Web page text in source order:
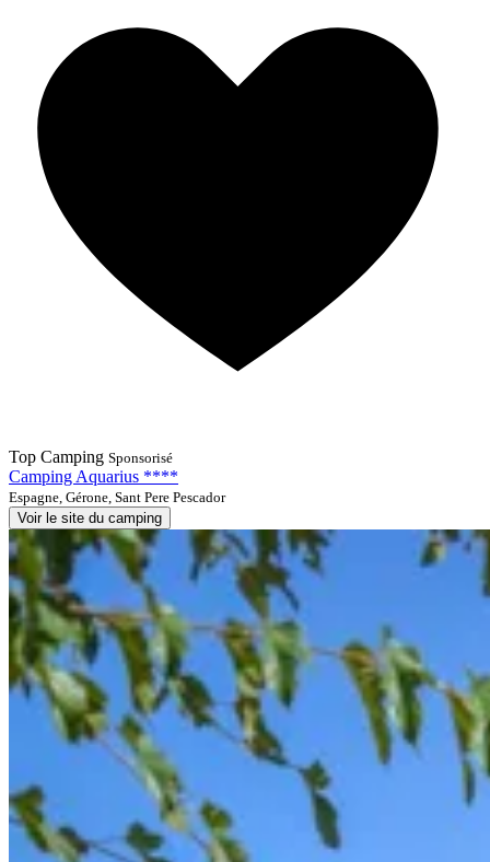
Top Camping Sponsorisé
Camping Aquarius ****
Espagne, Gérone, Sant Pere Pescador
Voir le site du camping